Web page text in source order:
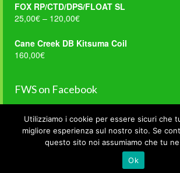
FOX RP/CTD/DPS/FLOAT SL
25,00€ – 120,00€
Cane Creek DB Kitsuma Coil
160,00€
FWS on Facebook
Manutenzioni Accessori
Privacy e
© 2026 Fluid Works Suspension - di Catelan Renato | P.I.
Utilizziamo i cookie per essere sicuri che
migliore esperienza sul nostro sito. Se
questo sito noi assumiamo che tu
Ok